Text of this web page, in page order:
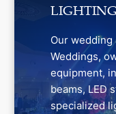
Our wedding
Weddings,
equipment,
beams, LED
specialized